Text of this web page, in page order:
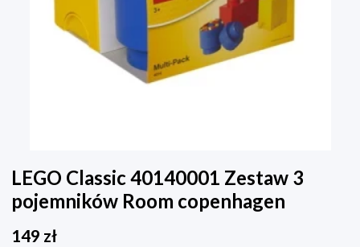
LEGO Classic 40140001 Zestaw 3
pojemników Room copenhagen
149 zł